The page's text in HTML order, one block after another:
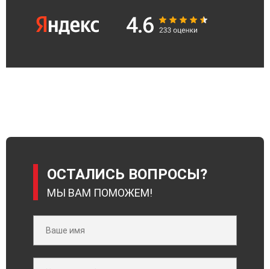
ОСТАЛИСЬ ВОПРОСЫ?
МЫ ВАМ ПОМОЖЕМ!